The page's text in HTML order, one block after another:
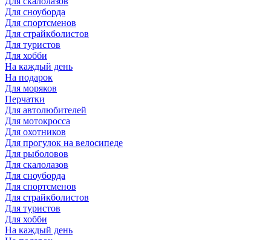
Для сноуборда
Для спортсменов
Для страйкболистов
Для туристов
Для хобби
На каждый день
На подарок
Для моряков
Перчатки
Для автолюбителей
Для мотокросса
Для охотников
Для прогулок на велосипеде
Для рыболовов
Для скалолазов
Для сноуборда
Для спортсменов
Для страйкболистов
Для туристов
Для хобби
На каждый день